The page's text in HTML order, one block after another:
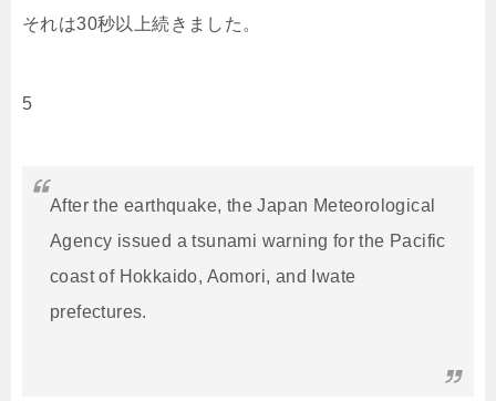
それは30秒以上続きました。
5
After the earthquake, the Japan Meteorological
Agency issued a tsunami warning for the Pacific
coast of Hokkaido, Aomori, and Iwate
prefectures.